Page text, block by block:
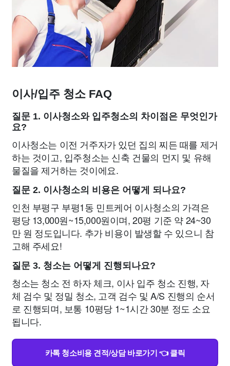
이사/입주 청소 FAQ
질문 1. 이사청소와 입주청소의 차이점은 무엇인가
요?
이사청소는 이전 거주자가 있던 집의 찌든 때를 제거
하는 것이고, 입주청소는 신축 건물의 먼지 및 유해
물질을 제거하는 것이에요.
질문 2. 이사청소의 비용은 어떻게 되나요?
인천 부평구 부평1동 민트케어 이사청소의 가격은
평당 13,000원~15,000원이며, 20평 기준 약 24~30
만 원 정도입니다. 추가 비용이 발생할 수 있으니 참
고해 주세요!
질문 3. 청소는 어떻게 진행되나요?
청소는 청소 전 하자 체크, 이사 입주 청소 진행, 자
체 검수 및 정밀 청소, 고객 검수 및 A/S 진행의 순서
로 진행되며, 보통 10평당 1~1시간 30분 정도 소요
됩니다.
카톡 청소비용 견적/상담 바로가기 👈 클릭